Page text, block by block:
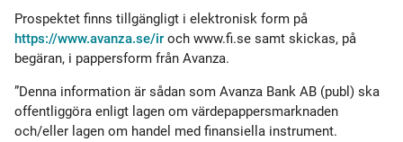
Prospektet finns tillgängligt i elektronisk form på
https://www.avanza.se/ir och www.fi.se samt skickas, på
begäran, i pappersform från Avanza.
”Denna information är sådan som Avanza Bank AB (publ) ska
offentliggöra enligt lagen om värdepappersmarknaden
och/eller lagen om handel med finansiella instrument.